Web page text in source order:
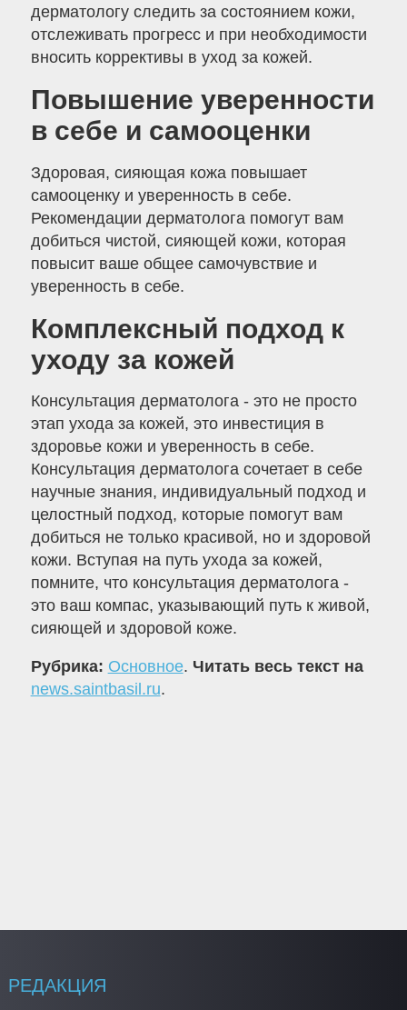
дерматологу следить за состоянием кожи,
отслеживать прогресс и при необходимости
вносить коррективы в уход за кожей.
Повышение уверенности
в себе и самооценки
Здоровая, сияющая кожа повышает
самооценку и уверенность в себе.
Рекомендации дерматолога помогут вам
добиться чистой, сияющей кожи, которая
повысит ваше общее самочувствие и
уверенность в себе.
Комплексный подход к
уходу за кожей
Консультация дерматолога - это не просто
этап ухода за кожей, это инвестиция в
здоровье кожи и уверенность в себе.
Консультация дерматолога сочетает в себе
научные знания, индивидуальный подход и
целостный подход, которые помогут вам
добиться не только красивой, но и здоровой
кожи. Вступая на путь ухода за кожей,
помните, что консультация дерматолога -
это ваш компас, указывающий путь к живой,
сияющей и здоровой коже.
Рубрика: Основное. Читать весь текст на
news.saintbasil.ru.
РЕДАКЦИЯ